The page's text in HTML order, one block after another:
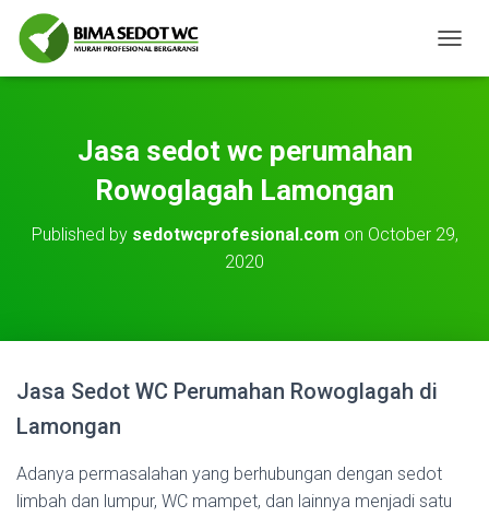
O
I
O
Jasa sedot wc perumahan
Rowoglagah Lamongan
Published by sedotwcprofesional.com on October 29,
2020
Jasa Sedot WC Perumahan Rowoglagah di
Lamongan
Adanya permasalahan yang berhubungan dengan sedot
limbah dan lumpur, WC mampet, dan lainnya menjadi satu